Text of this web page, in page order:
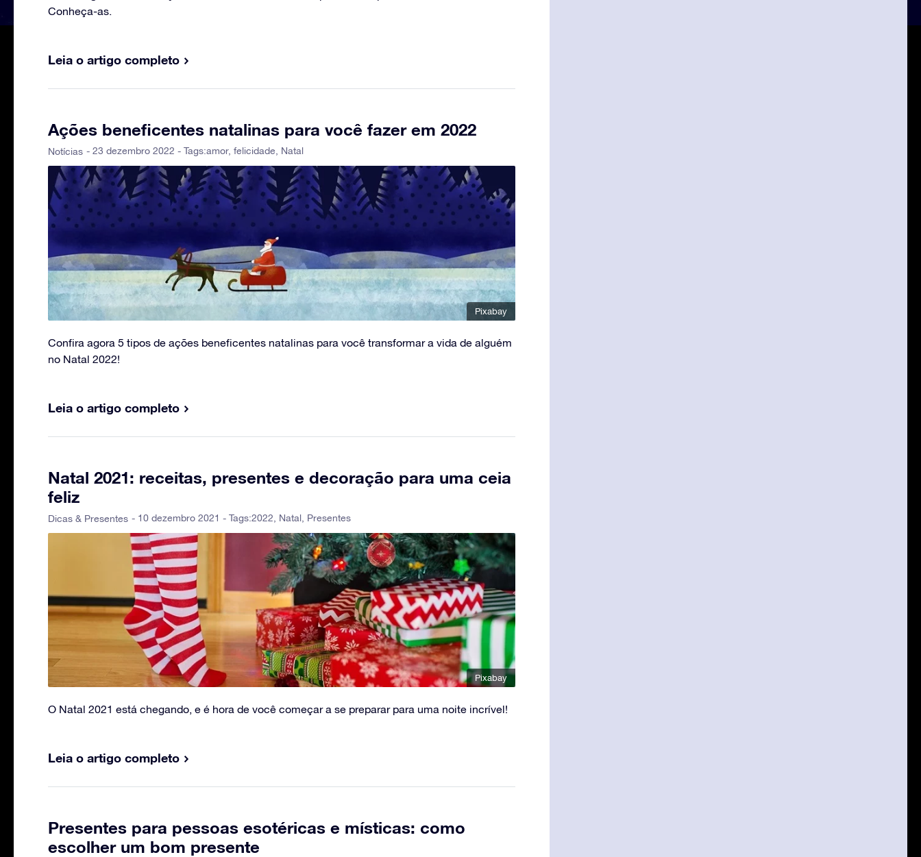
Conheça-as.
Leia o artigo completo
Ações beneficentes natalinas para você fazer em 2022
Notícias - 23 dezembro 2022 - Tags:amor, felicidade, Natal
Pixabay
Confira agora 5 tipos de ações beneficentes natalinas para você transformar a vida de alguém
no Natal 2022!
Leia o artigo completo
Natal 2021: receitas, presentes e decoração para uma ceia
feliz
Dicas & Presentes - 10 dezembro 2021 - Tags:2022 Natal Presentes
Pixabay
O Natal 2021 está chegando, e é hora de você começar a se preparar para uma noite incrível!
Leia o artigo completo
Presentes para pessoas esotéricas e místicas: como
escolher um bom presente